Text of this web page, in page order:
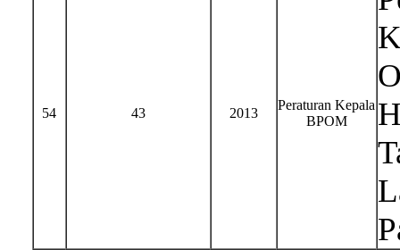
54 43 2013
Peraturan Kepala
BPOM